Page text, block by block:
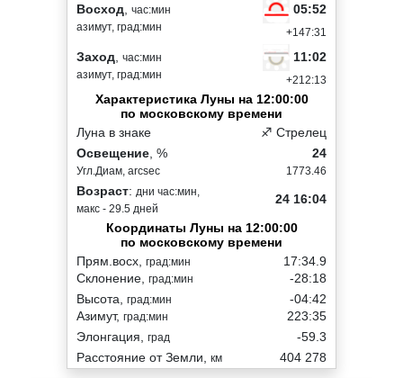
Восход час:мин
азимут, град:мин
05:52
+147:31
Заход час:мин
азимут, град:мин
11:02
+212:13
Характеристика Луны на 12:00:00
по московскому времени
Луна в знаке
♐ Стрелец
Освещение , %
Угл.Диам, arcsec
24
1773.46
Возраст: дни час:мин,
макс - 29.5 дней
24 16:04
Координаты Луны на 12:00:00
по московскому времени
Прям.восх, град:мин
Склонение, град:мин
17:34.9
-28:18
Высота, град:мин
Азимут, град:мин
-04:42
223:35
Элонгация, град
-59.3
Расстояние от Земли, км 404 278